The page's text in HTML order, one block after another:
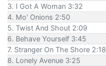
3. I Got A Woman 3:32
4. Mo' Onions 2:50
5. Twist And Shout 2:09
6. Behave Yourself 3:45
7. Stranger On The Shore 2:18
8. Lonely Avenue 3:25